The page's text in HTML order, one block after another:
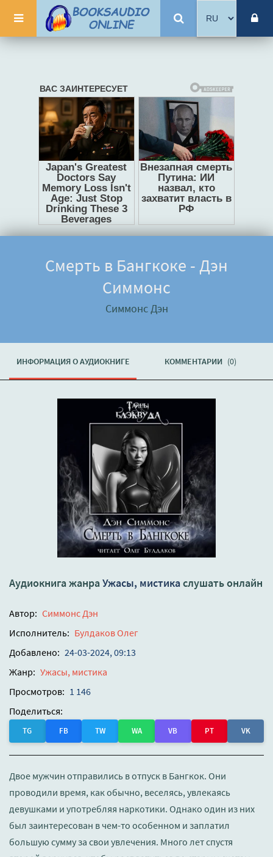
Смерть в Бангкоке - Дэн
Симмонс
Симмонс Дэн
ИНФОРМАЦИЯ О АУДИОКНИГЕ КОММЕНТАРИИ (0)
Аудиокнига жанра Ужасы, мистикаслушать онлайн
Автор: Симмонс Дэн
Исполнитель: Булдаков Олег
Добавлено: 24-03-2024, 09:13
Жанр: Ужасы, мистика
Просмотров: 1 146
Поделиться:
TG FB TW WA VB PT VK
Двое мужчин отправились в отпуск в Бангкок. Они
проводили время, как обычно, веселясь, увлекаясь
девушками и употребляя наркотики. Однако один из них
был заинтересован в чем-то особенном и заплатил
большую сумму за свои увлечения. Много лет спустя